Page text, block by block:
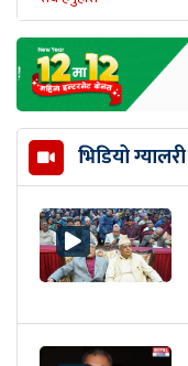
भिडियो ग्यालरी